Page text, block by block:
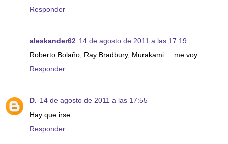
Responder
aleskander62 14 de agosto de 2011 a las 17:19
Roberto Bolaño, Ray Bradbury, Murakami ... me voy.
Responder
D. 14 de agosto de 2011 a las 17:55
Hay que irse...
Responder